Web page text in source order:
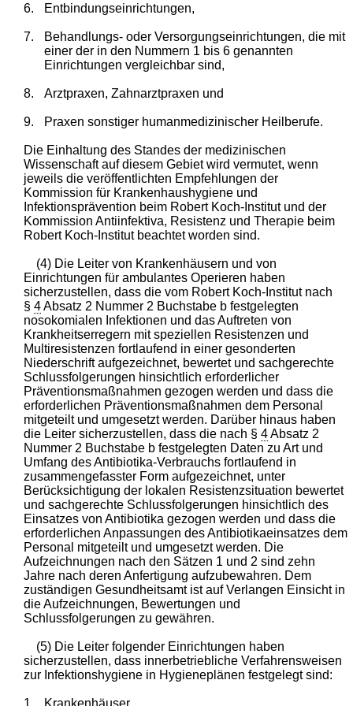
6. Entbindungseinrichtungen,
7.
Behandlungs- oder Versorgungseinrichtungen, die mit
einer der in den Nummern 1 bis 6 genannten
Einrichtungen vergleichbar sind,
8. Arztpraxen, Zahnarztpraxen und
9. Praxen sonstiger humanmedizinischer Heilberufe.
Die Einhaltung des Standes der medizinischen
Wissenschaft auf diesem Gebiet wird vermutet, wenn
jeweils die veröffentlichten Empfehlungen der
Kommission für Krankenhaushygiene und
Infektionsprävention beim Robert Koch-Institut und der
Kommission Antiinfektiva, Resistenz und Therapie beim
Robert Koch-Institut beachtet worden sind.
(4) Die Leiter von Krankenhäusern und von
Einrichtungen für ambulantes Operieren haben
sicherzustellen, dass die vom Robert Koch-Institut nach
§4Absatz 2 Nummer 2 Buchstabe b festgelegten
nosokomialen Infektionen und das Auftreten von
Krankheitserregern mit speziellen Resistenzen und
Multiresistenzen fortlaufend in einer gesonderten
Niederschrift aufgezeichnet, bewertet und sachgerechte
Schlussfolgerungen hinsichtlich erforderlicher
Präventionsmaßnahmen gezogen werden und dass die
erforderlichen Präventionsmaßnahmen dem Personal
mitgeteilt und umgesetzt werden. Darüber hinaus haben
die Leiter sicherzustellen, dass die nach §4Absatz 2
Nummer 2 Buchstabe b festgelegten Daten zu Art und
Umfang des Antibiotika-Verbrauchs fortlaufend in
zusammengefasster Form aufgezeichnet, unter
Berücksichtigung der lokalen Resistenzsituation bewertet
und sachgerechte Schlussfolgerungen hinsichtlich des
Einsatzes von Antibiotika gezogen werden und dass die
erforderlichen Anpassungen des Antibiotikaeinsatzes dem
Personal mitgeteilt und umgesetzt werden. Die
Aufzeichnungen nach den Sätzen 1 und 2 sind zehn
Jahre nach deren Anfertigung aufzubewahren. Dem
zuständigen Gesundheitsamt ist auf Verlangen Einsicht in
die Aufzeichnungen, Bewertungen und
Schlussfolgerungen zu gewähren.
(5) Die Leiter folgender Einrichtungen haben
sicherzustellen, dass innerbetriebliche Verfahrensweisen
zur Infektionshygiene in Hygieneplänen festgelegt sind:
1. Krankenhäuser,